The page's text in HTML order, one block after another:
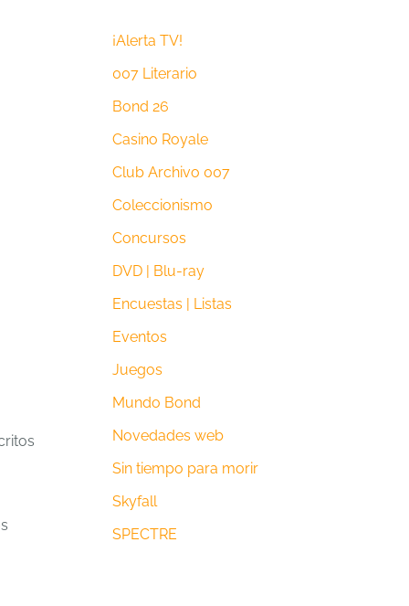
¡Alerta TV!
007 Literario
Bond 26
Casino Royale
Club Archivo 007
Coleccionismo
Concursos
DVD | Blu-ray
Encuestas | Listas
Eventos
Juegos
Mundo Bond
Novedades web
Sin tiempo para morir
Skyfall
SPECTRE